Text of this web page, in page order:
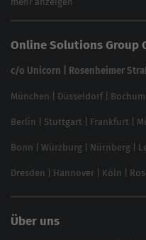
Website SEO Check
feed2content.ai
In ChatGPT gefunden
Linkbuilding 2025
Local SEO
SEO für Online Shops
Brand Monitoring 2025
Online Solutions Group
c/o Unicorn | Rosenheimer
München Düsseldorf| Bochum
Berlin Stuttgart Frankfurt
Bonn Würzburg Nürnberg
Dresden Hannover Köln
Über uns